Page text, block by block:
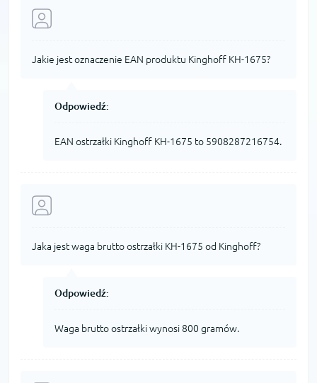
Jakie jest oznaczenie EAN produktu Kinghoff KH-1675?
Odpowiedź:
EAN ostrzałki Kinghoff KH-1675 to 5908287216754.
Jaka jest waga brutto ostrzałki KH-1675 od Kinghoff?
Odpowiedź:
Waga brutto ostrzałki wynosi 800 gramów.